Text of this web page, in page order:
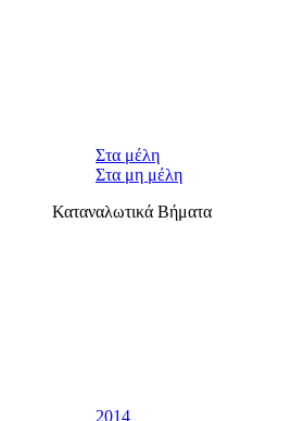
Στα μέλη
Στα μη μέλη
Καταναλωτικά Βήματα
2014